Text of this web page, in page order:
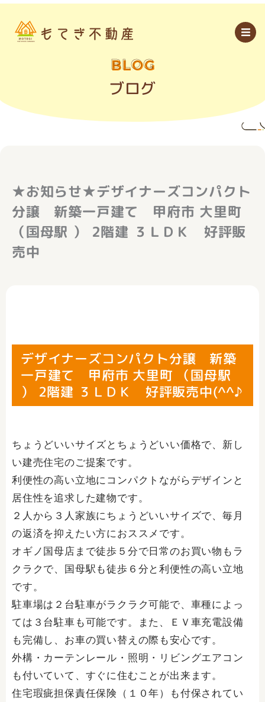
内
BLOG
ブログ
★お知らせ★デザイナーズコンパクト
分譲 新築一戸建て 甲府市 大里町
（国母駅 ） 2階建 ３ＬＤＫ 好評販
売中
デザイナーズコンパクト分譲 新築
一戸建て 甲府市 大里町 （国母駅
） 2階建 ３ＬＤＫ 好評販売中(^^♪
ちょうどいいサイズとちょうどいい価格で、新し
い建売住宅のご提案です。
利便性の高い立地にコンパクトながらデザインと
居住性を追求した建物です。
２人から３人家族にちょうどいいサイズで、毎月
の返済を抑えたい方におススメです。
オギノ国母店まで徒歩５分で日常のお買い物もラ
クラクで、国母駅も徒歩６分と利便性の高い立地
です。
駐車場は２台駐車がラクラク可能で、車種によっ
ては３台駐車も可能です。また、ＥＶ車充電設備
も完備し、お車の買い替えの際も安心です。
外構・カーテンレール・照明・リビングエアコン
も付いていて、すぐに住むことが出来ます。
住宅瑕疵担保責任保険（１０年）も付保されてい